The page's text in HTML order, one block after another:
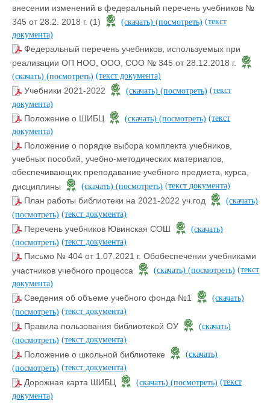
внесении изменений в федеральный перечень учебников №
345 от 28.2. 2018 г. (1)
(скачать) (посмотреть) (текст
документа)
Федеральный перечень учебников, используемых при
реализации ОП НОО, ООО, СОО № 345 от 28.12.2018 г.
(скачать) (посмотреть) (текст документа)
Учебники 2021-2022 (скачать) (посмотреть) (текст
документа)
Положение о ШИБЦ (скачать) (посмотреть) (текст
документа)
Положение о порядке выбора комплекта учебников,
учебных пособий, учебно-методических материалов,
обеспечивающих преподавание учебного предмета, курса,
дисциплины
(скачать) (посмотреть) (текст документа)
План работы библиотеки на 2021-2022 уч.год
(скачать)
(посмотреть) (текст документа)
Перечень учебников Ювинская СОШ
(скачать)
(посмотреть) (текст документа)
Письмо № 404 от 1.07.2021 г. Обобеспечении учебниками
участников учебного процесса
(скачать) (посмотреть) (текст
документа)
Сведения об объеме учебного фонда №1
(скачать)
(посмотреть) (текст документа)
Правила пользования библиотекой OУ
(скачать)
(посмотреть) (текст документа)
Положение о школьной библиотеке
(скачать)
(посмотреть) (текст документа)
Дорожная карта ШИБЦ (скачать) (посмотреть) (текст
документа)